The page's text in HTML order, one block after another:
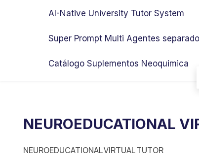
AI-Native University Tutor System
Super Prompt Multi Agentes
Catálogo Suplementos Neoquimica
NEUROEDUCATIONAL
NEUROEDUCATIONAL VIRTUAL TUTOR